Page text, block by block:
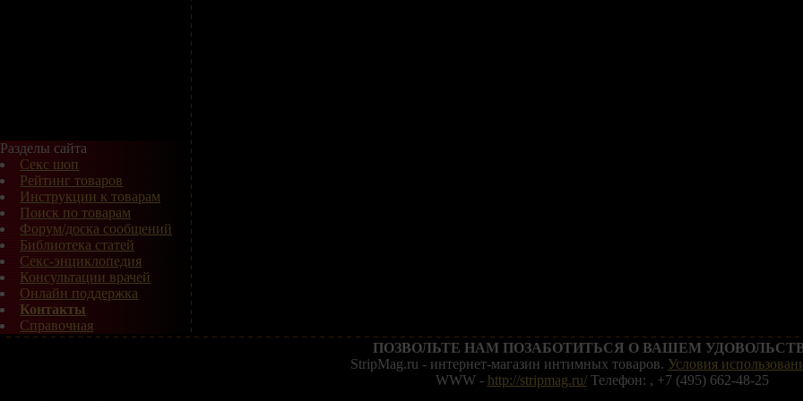
Разделы сайта
Секс шоп
Рейтинг товаров
Инструкции к товарам
Поиск по товарам
Форум/доска сообщений
Библиотека статей
Секс-энциклопедия
Консультации врачей
Онлайн поддержка
Контакты
Справочная
ПОЗВОЛЬТЕ НАМ ПОЗАБОТИТЬСЯ О ВАШЕМ
StripMag.ru - интернет-магазин интимных товаров. Условия
WWW - http://stripmag.ru/Телефон: , +7 (495) 662-48-25